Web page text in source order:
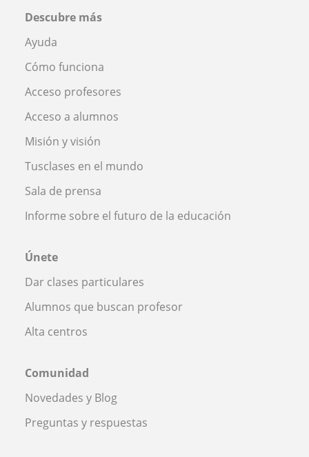
Descubre más
Ayuda
Cómo funciona
Acceso profesores
Acceso a alumnos
Misión y visión
Tusclases en el mundo
Sala de prensa
Informe sobre el futuro de la educación
Únete
Dar clases particulares
Alumnos que buscan profesor
Alta centros
Comunidad
Novedades y Blog
Preguntas y respuestas